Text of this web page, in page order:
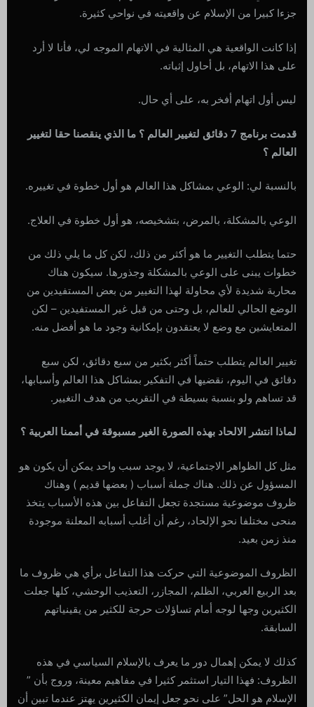
جزءا كبيرا من الإسلام عن واقعيته في نواحي كثيرة.
إذا كانت الواقعية هي المثالية في الاتهام الموجه لي، فأنا لا أرد
على هذا الاتهام، بل أحاول إثباته.
ليس أول اتهام أفخر به، على أي حال.
قدمت برنامج 7 دقائق لتغيير العالم ؟ ما الذي ينقصنا حقا لتغيير
العالم ؟
بالنسبة لي: الوعي بمشاكل هذا العالم هو أول خطوة في تغييره.
الوعي بالمشكلة، بالمرض، بتشخيصه، هو أول خطوة في العلاج.
حتما يتطلب التغيير ما هو أكثر من ذلك، لكن كل ما يلي ذلك من
خطوات يبنى على الوعي بالمشكلة وجذورها. سيكون هناك
محاربة شديدة لأي محاولة لهذا التغيير من بعض المستفيدين من
الوضع الحالي للعالم، بل وحتى من قبل غير المستفيدين – لكن
المتعايشين مع وضع لا يعتقدون بإمكانية وجود ما هو أفضل منه.
تغيير العالم يتطلب حتماً أكثر بكثير من سبع دقائق، لكن سبع
دقائق في اليوم، نقضيها في التفكير بمشاكل هذا العالم وأسبابها،
قد تساهم ولو بنسبة بسيطة في التقريب من هدف التغيير.
لماذا انتشر الالحاد بهذه الصورة الغير مسبوقة في أممنا العربية ؟
مثل كل الظواهر الاجتماعية، لا يوجد سبب واحد يمكن أن يكون هو
المسؤول عن ذلك. هناك جملة أسباب ( بعضها قديم ) وهناك
ظروف موضوعية مستجدة تجعل التفاعل بين هذه الأسباب يتخذ
منحى مختلفا نحو الإلحاد، رغم أن أغلب أسبابه المعلنة موجودة
منذ زمن بعيد.
الظروف الموضوعية التي حركت هذا التفاعل برأي هي ظروف ما
بعد الربيع العربي، الظلم، المجازر، التعذيب الوحشي، كلها جعلت
الكثيرين وجها لوجه أمام تساؤلات حرجة للكثير من يقينياتهم
السابقة.
كذلك لا يمكن إهمال دور ما يعرف بالإسلام السياسي في هذه
الظروف: فهذا التيار استثمر كثيرا في مفاهيم معينة، وروج بأن ”
الإسلام هو الحل” على نحو جعل إيمان الكثيرين يهتز عندما تبين أن